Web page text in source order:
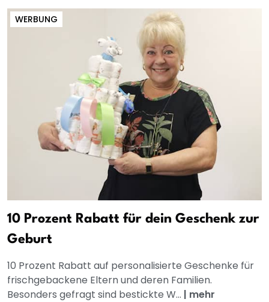
WERBUNG
10 Prozent Rabatt für dein Geschenk zur
Geburt
10 Prozent Rabatt auf personalisierte Geschenke für
frischgebackene Eltern und deren Familien.
Besonders gefragt sind bestickte W... | mehr